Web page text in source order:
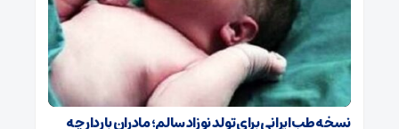
نسخه طب ایرانی برای تولد نوزاد سالم؛ مادران باردار چه